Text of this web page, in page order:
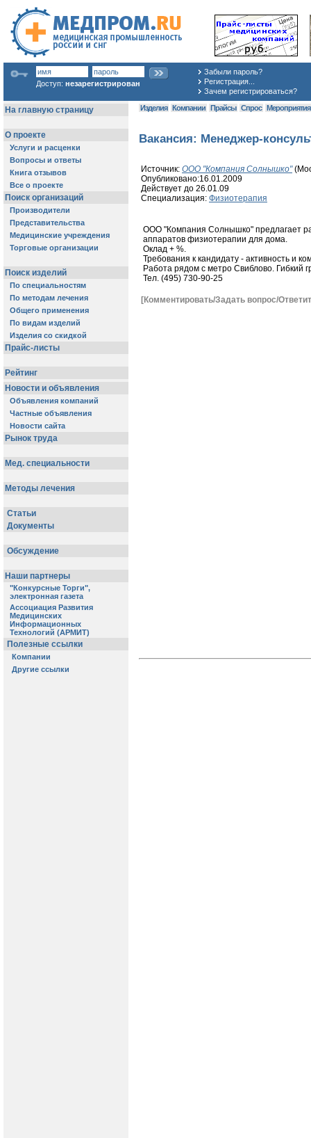
Доступ: незарегистрирован
Забыли пароль?
Регистрация...
Зачем регистрироваться?
Изделия Компании Прайсы Спрос Мероприятия
Вакансия: Менеджер-
Источник: ООО "Компания Солнышко"
Опубликовано:16.01.2009
Действует до 26.01.09
Специализация: Физиотерапия
ООО "Компания Солнышко" предлагает
аппаратов физиотерапии для дома.
Оклад + %.
Требования к кандидату - активность и
Работа рядом с метро Свиблово. Гибкий
Тел. (495) 730-90-25
[Комментировать/Задать вопрос/